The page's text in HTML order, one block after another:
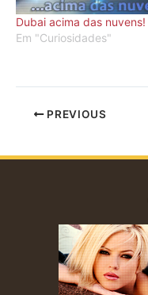
Dubai acima das nuvens!
Em "Curiosidades"
PREVIOUS